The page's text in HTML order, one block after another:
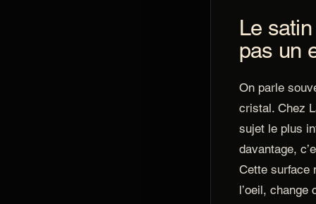
Le satin
pas un
On parle
cristal. Chez
sujet le plus
davantage,
Cette surface
l’oeil, change